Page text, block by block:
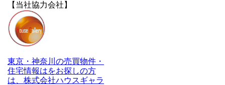
【当社協力会社】
東京・神奈川の売買物件・
住宅情報はをお探しの方
は、株式会社ハウスギャラ